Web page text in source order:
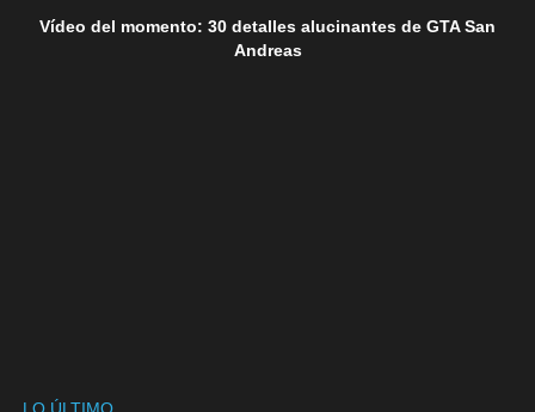
Vídeo del momento: 30 detalles alucinantes de GTA San
Andreas
LO ÚLTIMO